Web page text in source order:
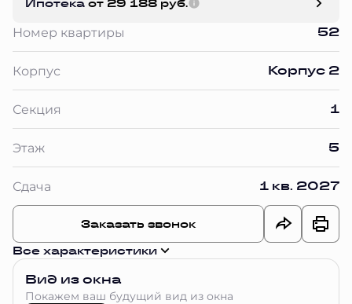
Ипотека от 29 188 руб.
Номер квартиры 52
Корпус Корпус 2
Секция 1
Этаж 5
Сдача 1 кв. 2027
Заказать звонок
Все характеристики
Вид из окна
Покажем ваш будущий вид из окна